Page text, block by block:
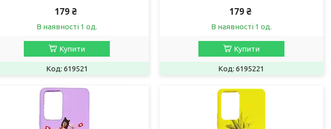
179 ₴
В наявності 1 од.
Купити
619521
179 ₴
В наявності 1 од.
Купити
6195221